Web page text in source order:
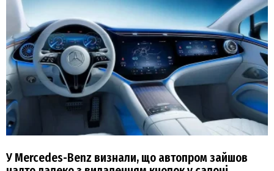
У Mercedes-Benz визнали, що автопром зайшов